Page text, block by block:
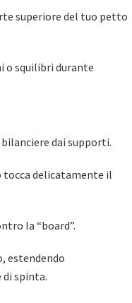
superiore del tuo petto
o squilibri durante
dai supporti.
tocca delicatamente il
la “board”.
estendendo
spinta.